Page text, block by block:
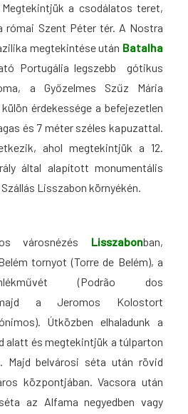
a csodálatos teret,
római Szent Péter tér. A Nostra
megtekintése után Batalha
Portugália legszebb gótikus
a Győzelmes Szűz Mária
érdekessége a befejezetlen
és 7 méter széles kapuzattal.
ahol megtekintjük a 12.
által alapított monumentális
Lisszabon környékén.
városnézés Lisszabonban,
tornyot (Torre de Belém), a
(Podrão dos
majd a Jeromos Kolostort
Útközben elhaladunk a
alatt és megtekintjük a túlparton
Majd belvárosi séta után rövid
központjában. Vacsora után
az Alfama negyedben vagy